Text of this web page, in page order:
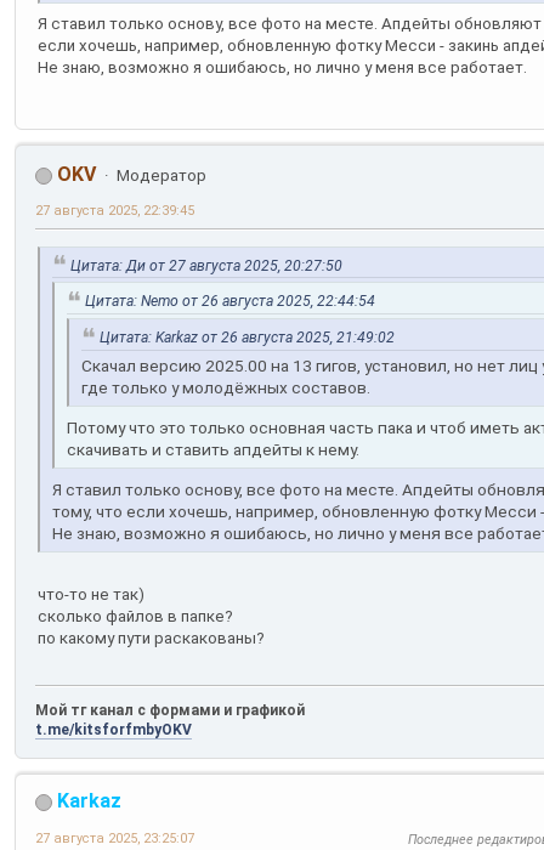
Я ставил только основу, все фото на месте. Апдейты
если хочешь, например, обновленную фотку Месси - закинь
Не знаю, возможно я ошибаюсь, но лично у меня все работает.
OKV Модератор
27 августа 2025, 22:39:45
Цитата: Ди от 27 августа 2025, 20:27:50
Цитата: Nemo от 26 августа 2025, 22:44:54
Цитата: Karkaz от 26 августа 2025, 21:49:02
Скачал версию 2025.00 на 13 гигов, установил, но нет
где только у молодёжных составов.
Потому что это только основная часть пака и чтоб иметь
скачивать и ставить апдейты к нему.
Я ставил только основу, все фото на месте. Апдейты
тому, что если хочешь, например, обновленную фотку Месси
Не знаю, возможно я ошибаюсь, но лично у меня все
что-то не так)
сколько файлов в папке?
по какому пути раскакованы?
Мой тг канал с формами и графикой
t.me/kitsforfmbyOKV
Karkaz
27 августа 2025, 23:25:07 Последнее